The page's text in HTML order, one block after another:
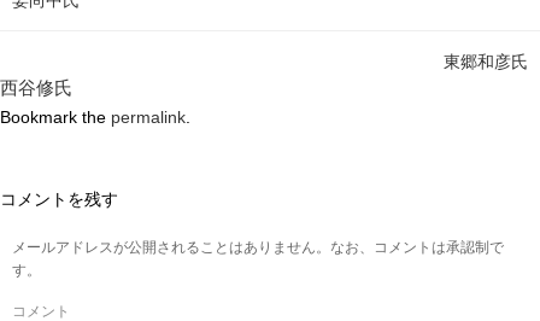
東郷和彦氏
西谷修氏
Bookmark the permalink
コメントを残す
メールアドレスが公開されることはありません。なお、コメントは承認制で
す。
コメント